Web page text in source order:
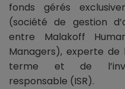
fonds gérés
(société de gestion
entre Malakoff
Managers), experte
terme et de
responsable (ISR).